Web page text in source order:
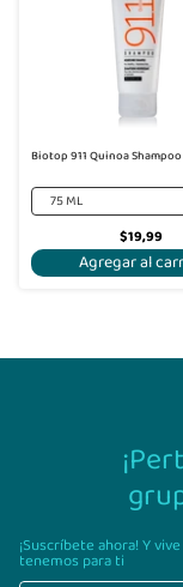
Biotop 911 Quinoa
75 ML
$19,99
Agregar al
¡Suscríbete ahora! Y
tenemos para ti